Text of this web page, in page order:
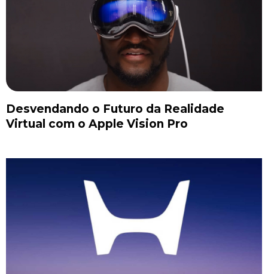
Desvendando o Futuro da Realidade
Virtual com o Apple Vision Pro